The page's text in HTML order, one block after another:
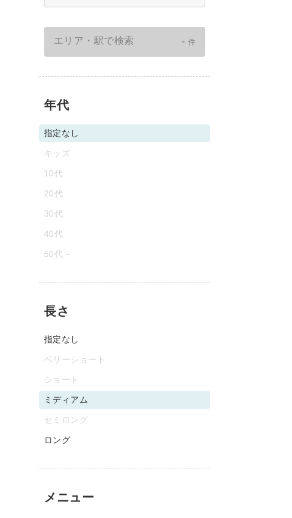
エリア・駅で検索 - 件
年代
指定なし
キッズ
10代
20代
30代
40代
50代～
長さ
指定なし
ベリーショート
ショート
ミディアム
セミロング
ロング
メニュー